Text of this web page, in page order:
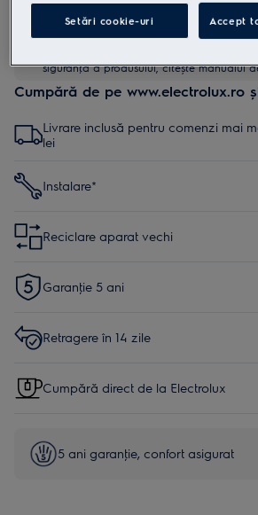
Instrucţiunile de siguranţă și
conform regulamentului UE 2023/988
siguranţă a produsului, citește manualul
Cumpără de pe www.electrolux.ro
Livrare inclusă pentru comenzi mai
lei
Instalare*
Reciclare aparat vechi
Garanţie 5 ani
Retragere în 14 zile
Cumpără direct de la Electrolux
5 ani garanţie, confort asigurat
Setări cookie-uri Accept